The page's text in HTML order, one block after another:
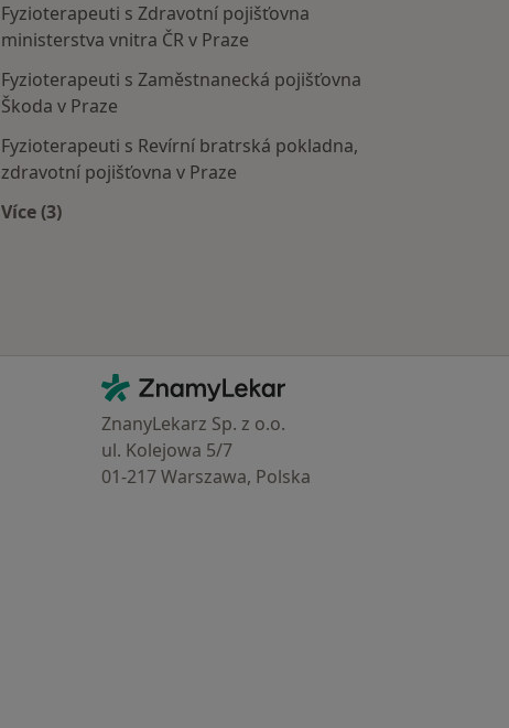
Fyzioterapeuti s Zdravotní pojišťovna
ministerstva vnitra ČR v Praze
Fyzioterapeuti s Zaměstnanecká pojišťovna
Škoda v Praze
Fyzioterapeuti s Revírní bratrská pokladna,
zdravotní pojišťovna v Praze
Více (3)
Kontakt
ZnamyLekar - Hlavní stránka
ZnanyLekarz Sp. z o.o.
ul. Kolejowa 5/7
01-217 Warszawa, Polska